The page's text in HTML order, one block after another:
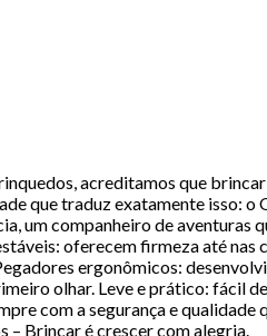
acreditamos que
que traduz exatamente isso:
um companheiro de aventuras
oferecem firmeza até nas
ergonômicos:
olhar. Leve e prático: fácil
com a segurança e qualidade
– Brincar é crescer com alegria.